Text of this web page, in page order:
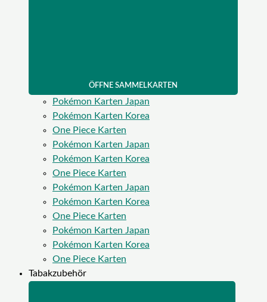
ÖFFNE SAMMELKARTEN
Pokémon Karten Japan
Pokémon Karten Korea
One Piece Karten
Pokémon Karten Japan
Pokémon Karten Korea
One Piece Karten
Pokémon Karten Japan
Pokémon Karten Korea
One Piece Karten
Pokémon Karten Japan
Pokémon Karten Korea
One Piece Karten
Tabakzubehör